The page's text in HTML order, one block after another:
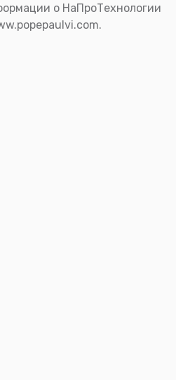
о НаПроТехнологии